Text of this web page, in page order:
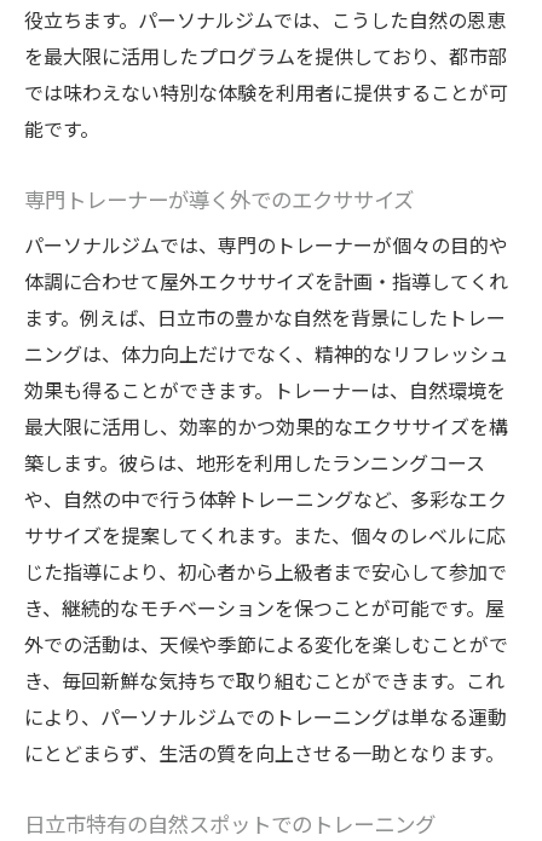
役立ちます。パーソナルジムでは、こうした自然の恩恵
を最大限に活用したプログラムを提供しており、都市部
では味わえない特別な体験を利用者に提供することが可
能です。
専門トレーナーが導く外でのエクササイズ
パーソナルジムでは、専門のトレーナーが個々の目的や
体調に合わせて屋外エクササイズを計画・指導してくれ
ます。例えば、日立市の豊かな自然を背景にしたトレー
ニングは、体力向上だけでなく、精神的なリフレッシュ
効果も得ることができます。トレーナーは、自然環境を
最大限に活用し、効率的かつ効果的なエクササイズを構
築します。彼らは、地形を利用したランニングコース
や、自然の中で行う体幹トレーニングなど、多彩なエク
ササイズを提案してくれます。また、個々のレベルに応
じた指導により、初心者から上級者まで安心して参加で
き、継続的なモチベーションを保つことが可能です。屋
外での活動は、天候や季節による変化を楽しむことがで
き、毎回新鮮な気持ちで取り組むことができます。これ
により、パーソナルジムでのトレーニングは単なる運動
にとどまらず、生活の質を向上させる一助となります。
日立市特有の自然スポットでのトレーニング